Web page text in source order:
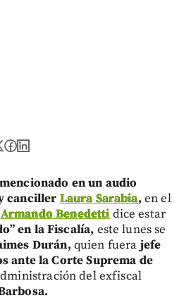
en un audio
canciller Laura Sarabia, en el
Armando Benedetti dice estar
en la Fiscalía, este lunes se
Durán, quien fuera jefe
ante la Corte Suprema de
del exfiscal